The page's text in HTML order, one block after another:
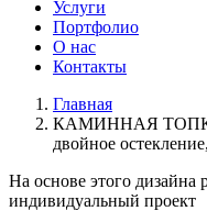
Услуги
Портфолио
О нас
Контакты
Главная
КАМИННАЯ ТОПКА
двойное
На основе этого дизайна
индивидуальный проект